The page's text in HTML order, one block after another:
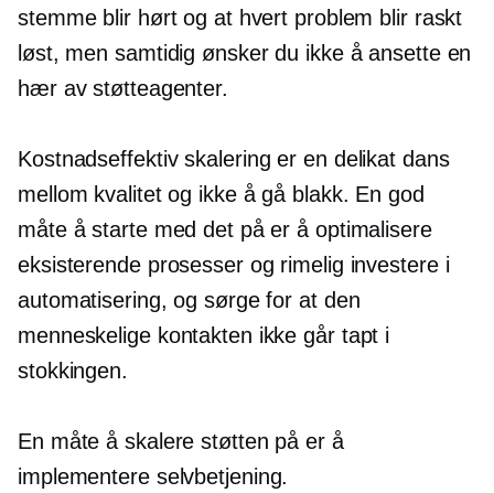
stemme blir hørt og at hvert problem blir raskt
løst, men samtidig ønsker du ikke å ansette en
hær av støtteagenter.
Kostnadseffektivskalering er en delikat dans
mellom kvalitet og ikke å gå blakk. En god
måte å starte med det på er å optimalisere
eksisterende prosesser og rimelig investere i
automatisering, og sørge for at den
menneskelige kontakten ikke går tapt i
stokkingen.
En måte å skalere støtten på er å
implementere selvbetjening.